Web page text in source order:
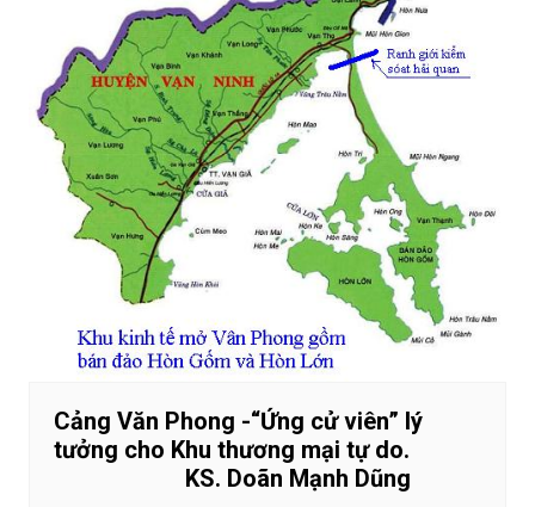
Cảng Văn Phong -“Ứng cử viên” lý
tưởng cho Khu thương mại tự do.
KS. Doãn Mạnh Dũng